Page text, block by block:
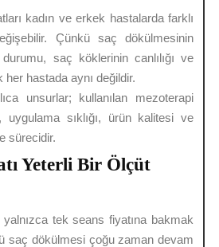
kadın ve erkek hastalarda farklı
Çünkü saç dökülmesinin
saç köklerinin canlılığı ve
hastada aynı değildir.
unsurlar; kullanılan mezoterapi
uygulama sıklığı, ürün kalitesi ve
sürecidir.
Yeterli Bir Ölçüt
tek seans fiyatına bakmak
saç dökülmesi çoğu zaman devam